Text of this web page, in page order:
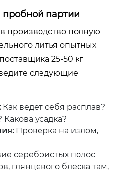
пробной партии
производство полную
литья опытных
25-50 кг
следующие
Как ведет себя расплав?
усадка?
Проверка на излом,
серебристых полос
глянцевого блеска там,